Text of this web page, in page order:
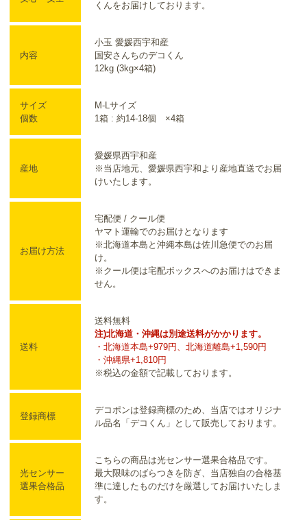
くんをお届けしております。
内容
小玉 愛媛西宇和産
国安さんちのデコくん
12kg (3kg×4箱)
サイズ
個数
M-Lサイズ
1箱 : 約14-18個 ×4箱
産地
愛媛県西宇和産
※当店地元、愛媛県西宇和より産地直送でお届
けいたします。
お届け方法
宅配便 / クール便
ヤマト運輸でのお届けとなります
※北海道本島と沖縄本島は佐川急便でのお届
け。
※クール便は宅配ボックスへのお届けはできま
せん。
送料
送料無料
注)北海道・沖縄は別途送料がかかります。
・北海道本島+979円、北海道離島+1,590円
・沖縄県+1,810円
※税込の金額で記載しております。
登録商標
デコポンは登録商標のため、当店ではオリジナ
ル品名「デコくん」として販売しております。
光センサー
選果合格品
こちらの商品は光センサー選果合格品です。
最大限味のばらつきを防ぎ、当店独自の合格基
準に達したものだけを厳選してお届けいたしま
す。